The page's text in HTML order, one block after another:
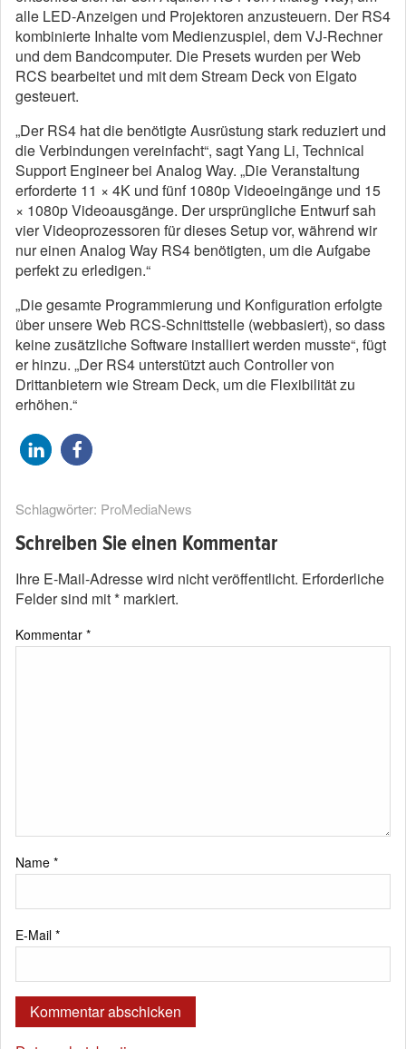
alle LED-Anzeigen und Projektoren anzusteuern. Der RS4
kombinierte Inhalte vom Medienzuspiel, dem VJ-Rechner
und dem Bandcomputer. Die Presets wurden per Web
RCS bearbeitet und mit dem Stream Deck von Elgato
gesteuert.
„Der RS4 hat die benötigte Ausrüstung stark reduziert und
die Verbindungen vereinfacht“, sagt Yang Li, Technical
Support Engineer bei Analog Way. „Die Veranstaltung
erforderte 11 × 4K und fünf 1080p Videoeingänge und 15
× 1080p Videoausgänge. Der ursprüngliche Entwurf sah
vier Videoprozessoren für dieses Setup vor, während wir
nur einen Analog Way RS4 benötigten, um die Aufgabe
perfekt zu erledigen.“
„Die gesamte Programmierung und Konfiguration erfolgte
über unsere Web RCS-Schnittstelle (webbasiert), so dass
keine zusätzliche Software installiert werden musste“, fügt
er hinzu. „Der RS4 unterstützt auch Controller von
Drittanbietern wie Stream Deck, um die Flexibilität zu
erhöhen.“
Schlagwörter: ProMediaNews
Schreiben Sie einen Kommentar
Ihre E-Mail-Adresse wird nicht veröffentlicht. Erforderliche
Felder sind mit* markiert.
Kommentar *
Name *
E-Mail *